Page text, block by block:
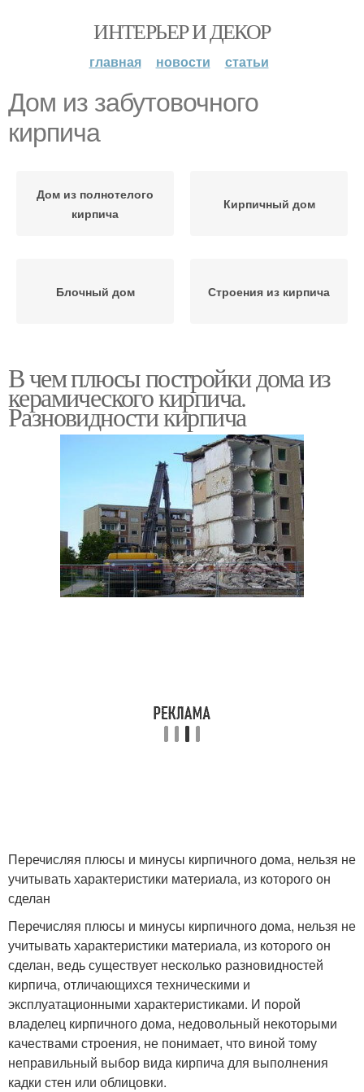
ИНТЕРЬЕР И ДЕКОР
главная новости статьи
Дом из забутовочного
кирпича
Дом из полнотелого
кирпича
Кирпичный дом
Блочный дом Строения из кирпича
В чем плюсы постройки дома из
керамического кирпича.
Разновидности кирпича
Перечисляя плюсы и минусы кирпичного дома, нельзя не
учитывать характеристики материала, из которого он
сделан
Перечисляя плюсы и минусы кирпичного дома, нельзя не
учитывать характеристики материала, из которого он
сделан, ведь существует несколько разновидностей
кирпича, отличающихся техническими и
эксплуатационными характеристиками. И порой
владелец кирпичного дома, недовольный некоторыми
качествами строения, не понимает, что виной тому
неправильный выбор вида кирпича для выполнения
кадки стен или облицовки.